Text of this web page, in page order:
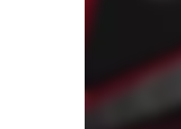
laden zu
können!